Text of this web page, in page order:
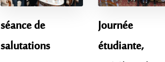
séance de
salutations
Journée
étudiante,